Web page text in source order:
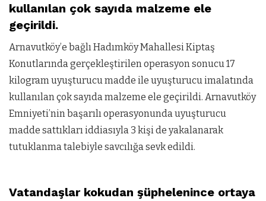
kullanılan çok sayıda malzeme ele
geçirildi.
Arnavutköy’e bağlı Hadımköy Mahallesi Kiptaş
Konutlarında gerçekleştirilen operasyon sonucu 17
kilogram uyuşturucu madde ile uyuşturucu imalatında
kullanılan çok sayıda malzeme ele geçirildi. Arnavutköy
Emniyeti’nin başarılıoperasyonunda uyuşturucu
madde sattıkları iddiasıyla 3 kişi de yakalanarak
tutuklanma talebiyle savcılığa sevk edildi.
Vatandaşlar kokudan şüphelenince ortaya